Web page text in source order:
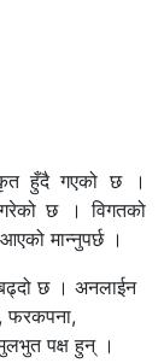
हुँदै गएको छ ।
गरेको छ । विगतको
मान्नुपर्छ ।
छ । अनलाईन
फरकपना,
पक्ष हुन् ।